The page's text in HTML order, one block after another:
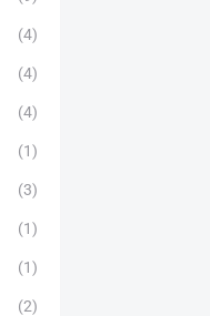
(4)
(4)
(4)
(1)
(3)
(1)
(1)
(2)